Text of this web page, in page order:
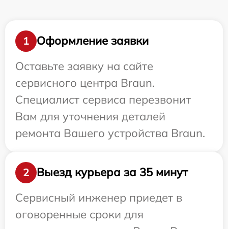
1
Оформление заявки
Оставьте заявку на сайте
сервисного центра Braun.
Специалист сервиса перезвонит
Вам для уточнения деталей
ремонта Вашего устройства Braun.
2
Выезд курьера за 35 минут
Сервисный инженер приедет в
оговоренные сроки для